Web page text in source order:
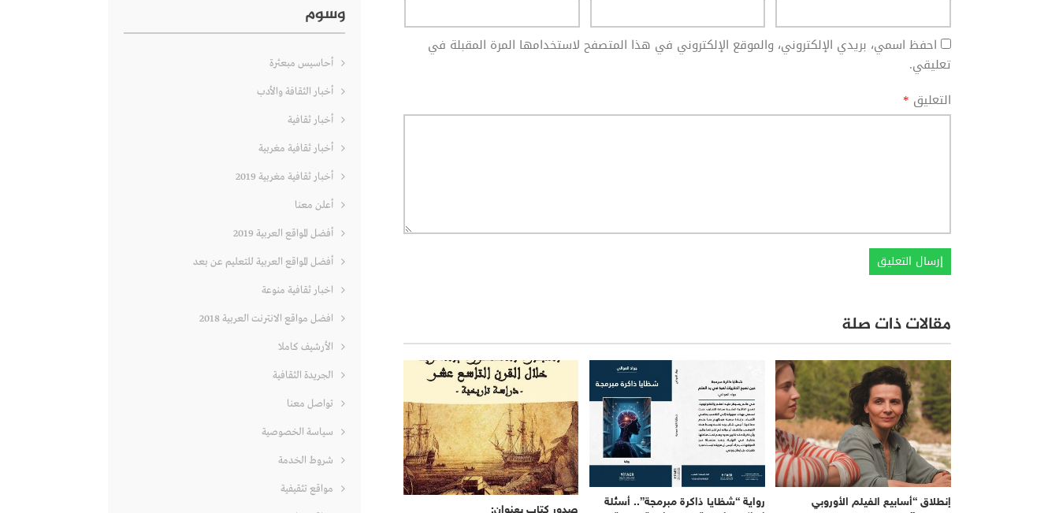
احفظ اسمي، بريدي الإلكتروني، والموقع الإلكتروني في هذا المتصفح لاستخدامها المرة المقبلة في
تعليقي.
التعليق *
مقالات ذات صلة
إنطلاق “أسابيع الفيلم الأوروبي
رواية “شظايا ذاكرة مبرمجة”.. أسئلة
صدور كتاب بعنوان:
وسوم
أحاسيس مبعثرة
أخبار الثقافة والأدب
أخبار ثقافية
أخبار ثقافية مغربية
أخبار ثقافية مغربية 2019
أعلن معنا
أفضل المواقع العربية 2019
أفضل المواقع العربية للتعليم عن بعد
اخبار ثقافية منوعة
افضل مواقع الانترنت العربية 2018
الأرشيف كاملا
الجريدة الثقافية
تواصل معنا
سياسة الخصوصية
شروط الخدمة
مواقع تثقيفية